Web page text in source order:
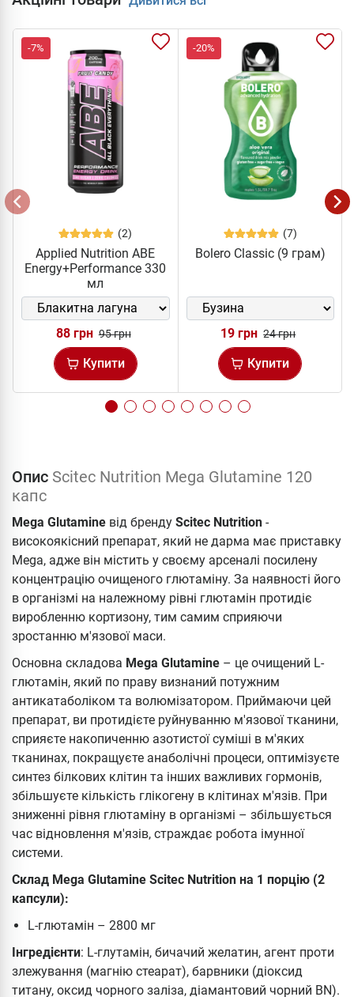
-7%
(2)
Applied Nutrition ABE
Energy+Performance 330
мл
88 грн 95 грн
Купити
-20%
(7)
Bolero Classic (9 грам)
19 грн 24 грн
Купити
Опис Scitec Nutrition Mega Glutamine 120
капс
Mega Glutamine від бренду Scitec Nutrition -
високоякісний препарат, який не дарма має приставку
Mega, адже він містить у своєму арсеналі посилену
концентрацію очищеного глютаміну. За наявності його
в організмі на належному рівні глютамін протидіє
виробленню кортизону, тим самим сприяючи
зростанню м'язової маси.
Основна складова Mega Glutamine – це очищений L-
глютамін, який по праву визнаний потужним
антикатаболіком та волюмізатором. Приймаючи цей
препарат, ви протидієте руйнуванню м'язової тканини,
сприяєте накопиченню азотистої суміші в м'яких
тканинах, покращуєте анаболічні процеси, оптимізуєте
синтез білкових клітин та інших важливих гормонів,
збільшуєте кількість глікогену в клітинах м'язів. При
зниженні рівня глютаміну в організмі – збільшується
час відновлення м'язів, страждає робота імунної
системи.
Склад Mega Glutamine Scitec Nutrition на 1 порцію (2
капсули):
L-глютамін – 2800 мг
Інгредієнти: L-глутамін, бичачий желатин, агент проти
злежування (магнію стеарат), барвники (діоксид
титану, оксид чорного заліза, діамантовий чорний BN).